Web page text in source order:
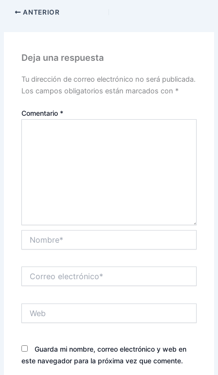
ANTERIOR
Deja una respuesta
Tu dirección de correo electrónico no será publicada.
Los campos obligatorios están marcados con *
Comentario *
electrónico*
Guarda mi nombre, correo electrónico y web en
este navegador para la próxima vez que comente.